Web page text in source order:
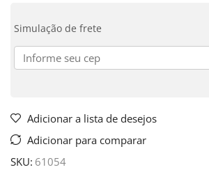
Simulação de frete
Adicionar a lista de desejos
Adicionar para comparar
SKU: 61054